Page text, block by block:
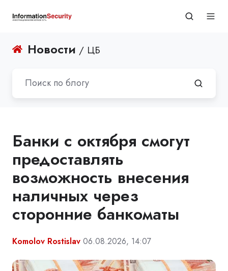
Новости / ЦБ
Банки с октября смогут
предоставлять
возможность внесения
наличных через
сторонние банкоматы
Komolov Rostislav 06.08.2026, 14:07